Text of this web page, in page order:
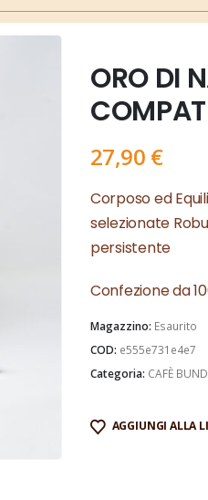
ORO DI
27,90 €
Corposo ed
selezionate
persistente
Confezione da
Magazzino: Esaurito
COD: e555e731e4e7
Categoria: CAFÈ
AGGIUNGI ALLA